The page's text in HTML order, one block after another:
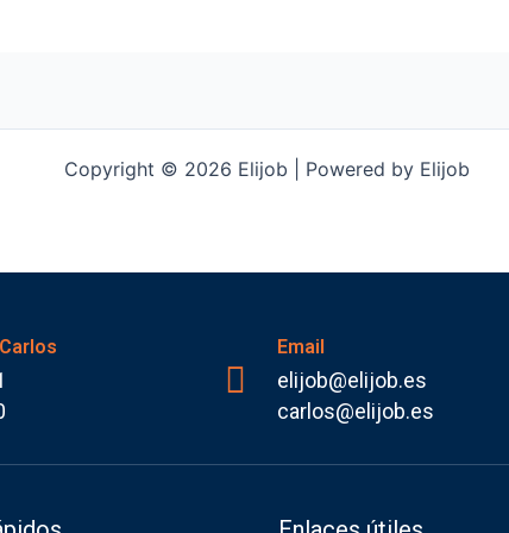
Copyright © 2026 Elijob | Powered by Elijob
Email
elijob@elijob.es
carlos@elijob.es